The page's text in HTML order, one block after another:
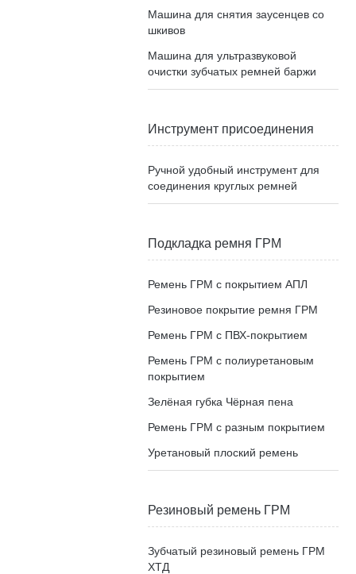
Машина для снятия заусенцев со
шкивов
Машина для ультразвуковой
очистки зубчатых ремней баржи
Инструмент присоединения
Ручной удобный инструмент для
соединения круглых ремней
Подкладка ремня ГРМ
Ремень ГРМ с покрытием АПЛ
Резиновое покрытие ремня ГРМ
Ремень ГРМ с ПВХ-покрытием
Ремень ГРМ с полиуретановым
покрытием
Зелёная губка Чёрная пена
Ремень ГРМ с разным покрытием
Уретановый плоский ремень
Резиновый ремень ГРМ
Зубчатый резиновый ремень ГРМ
ХТД